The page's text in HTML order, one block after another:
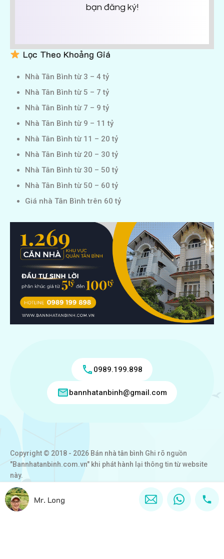
bạn đăng ký!
Lọc Theo Khoảng Giá
Nhà Tân Bình từ 3 – 4 tỷ
Nhà Tân Bình từ 5 – 7 tỷ
Nhà Tân Bình từ 7 – 9 tỷ
Nhà Tân Bình từ 9 – 11 tỷ
Nhà Tân Bình từ 11 – 20 tỷ
Nhà Tân Bình từ 20 – 30 tỷ
Nhà Tân Bình từ 30 – 50 tỷ
Nhà Tân Bình từ 50 – 60 tỷ
Giá nhà Tân Bình trên 60 tỷ
0989.199.898
bannhatanbinh@gmail.com
Copyright © 2018 - 2026 Bán nhà tân bình Ghi rõ nguồn
"Bannhatanbinh.com.vn" khi phát hành lại thông tin từ website
này.
VICTORY REAL
Mr. Long